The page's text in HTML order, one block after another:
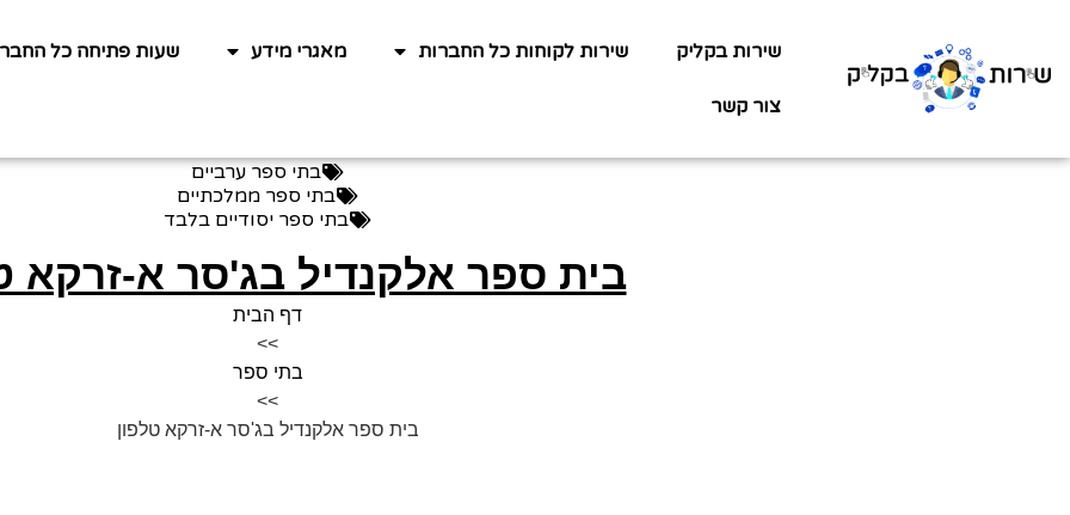
שירות בקליק שירות לקוחות כל החברות מאגרי מידע שעות פתיחה כל
צור קשר
בתי ספר ערביים
בתי ספר ממלכתיים
בתי ספר יסודיים בלבד
בית ספר אלקנדיל בג'סר א-זרקא
דף הבית
>>
בתי ספר
>>
בית ספר אלקנדיל בג'סר א-זרקא טלפון